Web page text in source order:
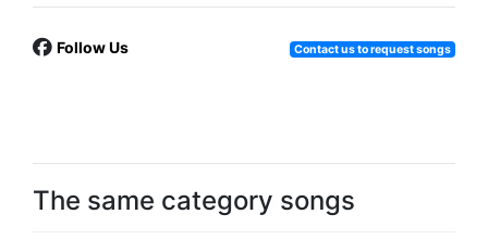
Follow Us Contact us to request songs
The same category songs